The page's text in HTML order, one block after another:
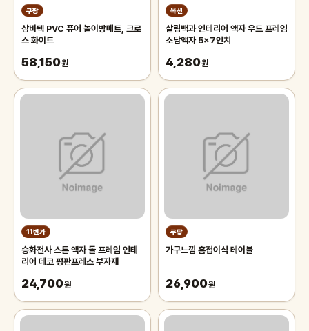
쿠팡
삼바텍 PVC 퓨어 놀이방매트, 크로
스 화이트
58,150원
옥션
살림백과 인테리어 액자 우드 프레임
소담액자 5x7인치
4,280원
11번가
승화전사 스톤 액자 돌 프레임 인테
리어 데코 평판프레스 부자재
24,700원
쿠팡
가구느낌 홈접이식 테이블
26,900원